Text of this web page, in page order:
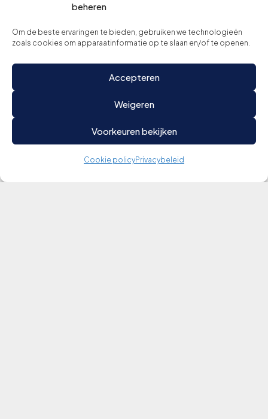
beheren
Om de beste ervaringen te bieden, gebruiken we technologieën
zoals cookies om apparaatinformatie op te slaan en/of te openen.
Accepteren
Weigeren
Voorkeuren bekijken
Cookie policyPrivacybeleid